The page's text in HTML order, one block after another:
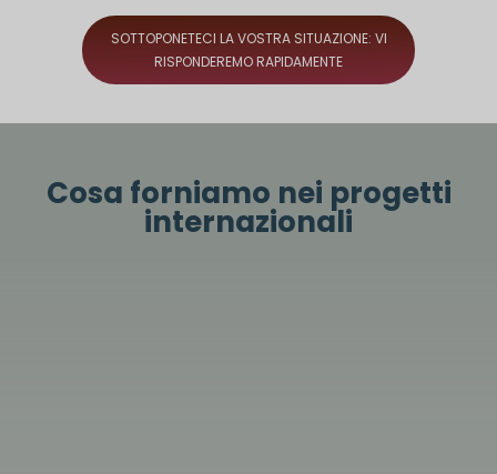
SOTTOPONETECI LA VOSTRA SITUAZIONE: VI
RISPONDEREMO RAPIDAMENTE
Cosa forniamo nei progetti
internazionali